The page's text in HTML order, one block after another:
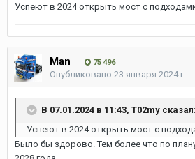
Успеют в 2024 открыть мост с
Man 75 496
Опубликовано 23 января 2024 г.
В 07.01.2024 в 11:43, T02my сказал:
Успеют в 2024 открыть мост с
Было бы здорово. Тем более что по